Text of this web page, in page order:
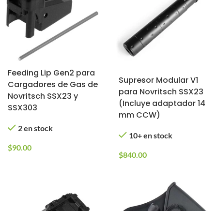
Feeding Lip Gen2 para
Cargadores de Gas de
Novritsch SSX23 y
SSX303
2 en stock
$90.00
Supresor Modular V1
para Novritsch SSX23
(Incluye adaptador 14
mm CCW)
10+ en stock
$840.00